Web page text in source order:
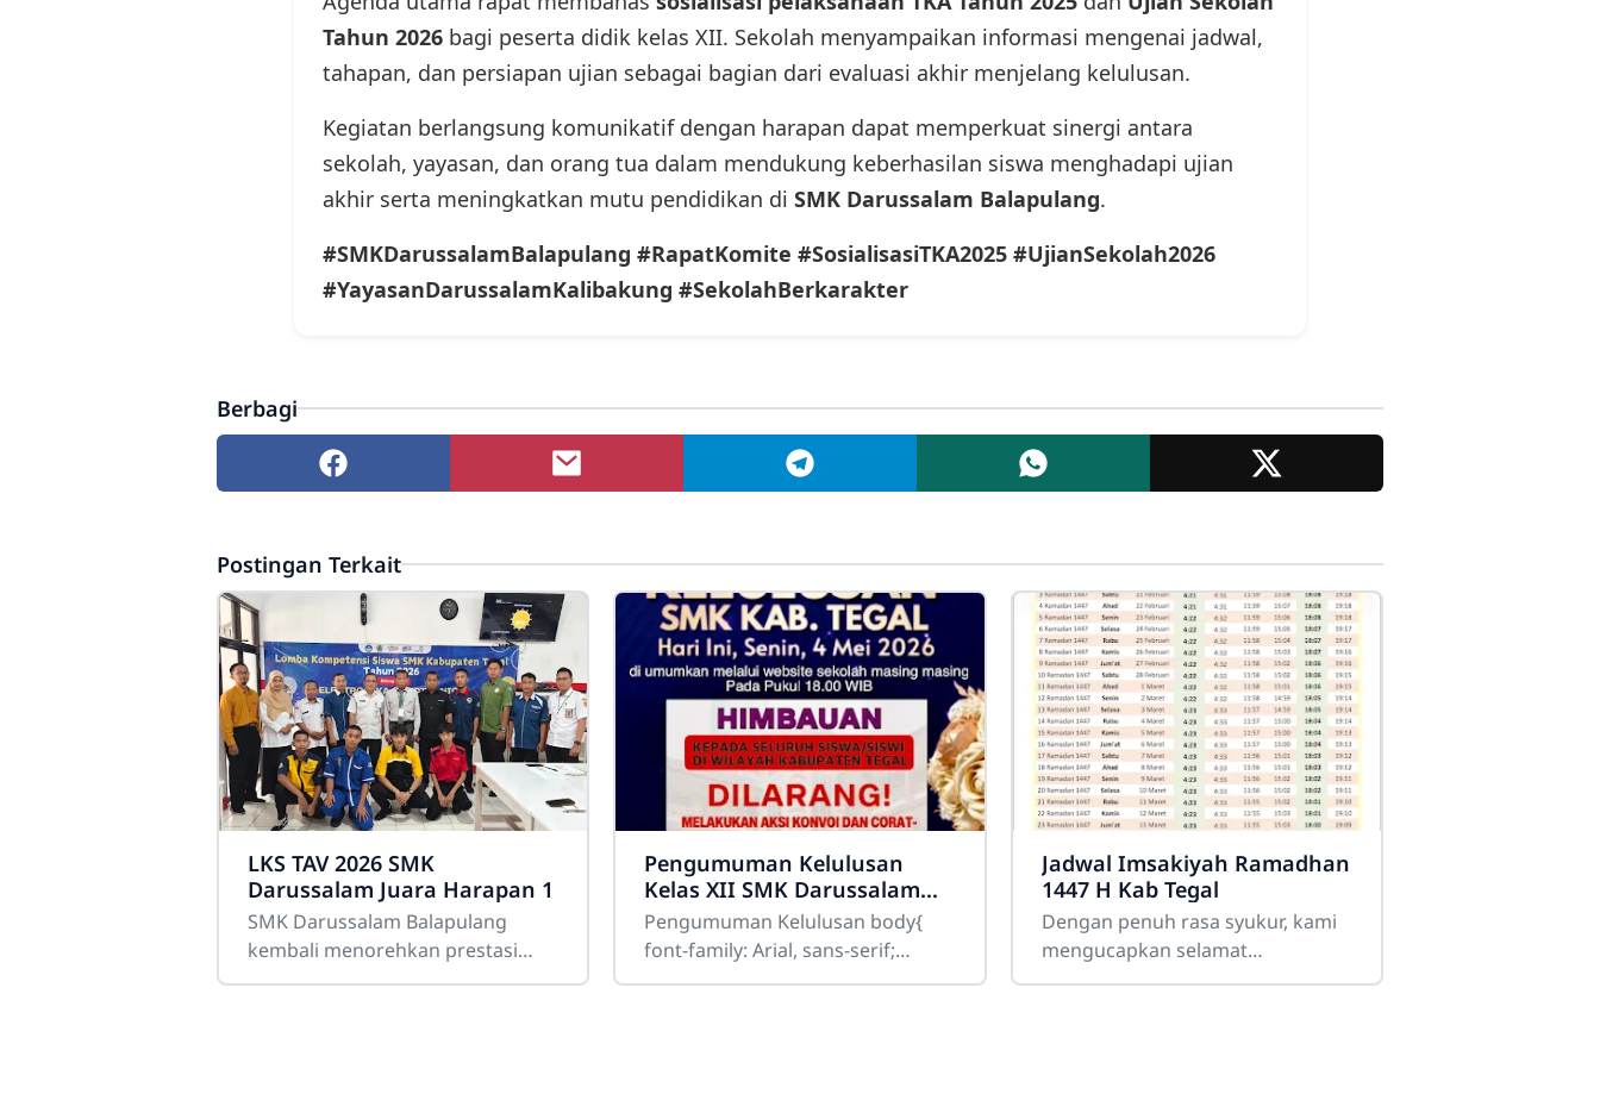
SMK Darussalam Balapulang
Tahun 2026 bagi peserta didik kelas XII. Sekolah menyampaikan informasi mengenai jadwal,
tahapan, dan persiapan ujian sebagai bagian dari evaluasi akhir menjelang kelulusan.
Kegiatan berlangsung komunikatif dengan harapan dapat memperkuat sinergi antara
sekolah, yayasan, dan orang tua dalam mendukung keberhasilan siswa menghadapi ujian
akhir serta meningkatkan mutu pendidikan di SMK Darussalam Balapulang.
#SMKDarussalamBalapulang #RapatKomite #SosialisasiTKA2025 #UjianSekolah2026
#YayasanDarussalamKalibakung #SekolahBerkarakter
Berbagi
Postingan Terkait
LKS TAV 2026 SMK
Darussalam Juara Harapan 1
SMK Darussalam Balapulang
kembali menorehkan prestasi
membanggakan dalam ajang
Pengumuman Kelulusan
Kelas XII SMK Darussalam
Balapulang Tahun 2025/2026
Pengumuman Kelulusan body{
font-family: Arial, sans-serif;
background:#ffffff; color:#333;
Jadwal Imsakiyah Ramadhan
1447 H Kab Tegal
Dengan penuh rasa syukur, kami
mengucapkan selamat
menjalankan ibadah puasa